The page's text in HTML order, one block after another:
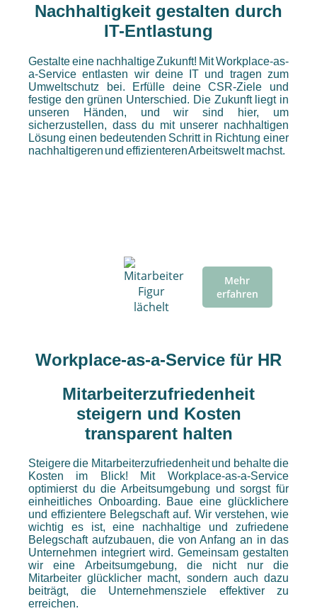
Nachhaltigkeit gestalten durch
IT-Entlastung
Gestalte eine nachhaltige Zukunft! Mit Workplace-as-
a-Service entlasten wir deine IT und tragen zum
Umweltschutz bei. Erfülle deine CSR-Ziele und
festige den grünen Unterschied. Die Zukunft liegt in
unseren Händen, und wir sind hier, um
sicherzustellen, dass du mit unserer nachhaltigen
Lösung einen bedeutenden Schritt in Richtung einer
nachhaltigeren und effizienteren Arbeitswelt machst.
Mehr
erfahren
Workplace-as-a-Service für HR
Mitarbeiterzufriedenheit
steigern und Kosten
transparent halten
Steigere die Mitarbeiterzufriedenheit und behalte die
Kosten im Blick! Mit Workplace-as-a-Service
optimierst du die Arbeitsumgebung und sorgst für
einheitliches Onboarding. Baue eine glücklichere
und effizientere Belegschaft auf. Wir verstehen, wie
wichtig es ist, eine nachhaltige und zufriedene
Belegschaft aufzubauen, die von Anfang an in das
Unternehmen integriert wird. Gemeinsam gestalten
wir eine Arbeitsumgebung, die nicht nur die
Mitarbeiter glücklicher macht, sondern auch dazu
beiträgt, die Unternehmensziele effektiver zu
erreichen.